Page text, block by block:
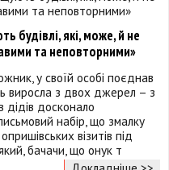
будівлі, які, може, й не
та неповторними»
у своїй особі поєднав
виросла з двох джерел – з
дідів досконало
набір, що змалку
візитів під
бачачи, що онук т